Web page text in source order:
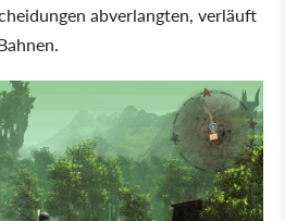
abverlangten, verläuft